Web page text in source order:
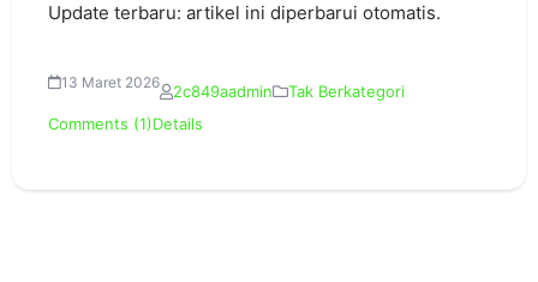
Update terbaru: artikel ini diperbarui otomatis.
13 Maret 2026 2c849aadmin
Tak Berkategori
Comments (1)Details